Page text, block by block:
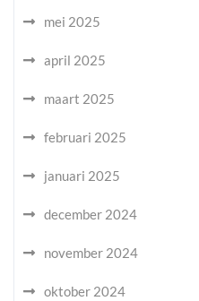
mei 2025
april 2025
maart 2025
februari 2025
januari 2025
december 2024
november 2024
oktober 2024